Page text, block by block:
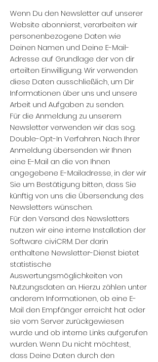
Wenn Du den Newsletter auf unserer
Website abonnierst, verarbeiten wir
personenbezogene Daten wie
Deinen Namen und Deine E-Mail-
Adresse auf Grundlage der von dir
erteilten Einwilligung. Wir verwenden
diese Daten ausschließlich, um Dir
Informationen über uns und unsere
Arbeit und Aufgaben zu senden.
Für die Anmeldung zu unserem
Newsletter verwenden wir das sog.
Double-Opt-In Verfahren. Nach Ihrer
Anmeldung übersenden wir Ihnen
eine E-Mail an die von Ihnen
angegebene E-Mailadresse, in der wir
Sie um Bestätigung bitten, dass Sie
künftig von uns die Übersendung des
Newsletters wünschen.
Für den Versand des Newsletters
nutzen wir eine interne Installation der
Software civiCRM. Der darin
enthaltene Newsletter-Dienst bietet
statistische
Auswertungsmöglichkeiten von
Nutzungsdaten an. Hierzu zählen unter
anderem Informationen, ob eine E-
Mail den Empfänger erreicht hat oder
sie vom Server zurückgewiesen
wurde und ob interne Links aufgerufen
wurden. Wenn Du nicht möchtest,
dass Deine Daten durch den